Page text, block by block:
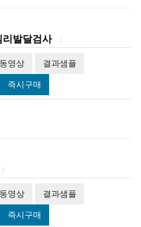
리발달검사
영상 결과샘플
즉시구매
영상 결과샘플
즉시구매